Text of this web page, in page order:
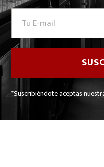
*Suscribiéndote aceptas